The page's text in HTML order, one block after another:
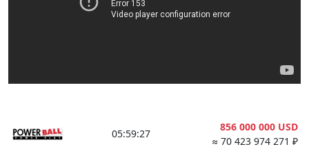
05:59:27
856 000 000 USD
≈ 70 423 974 271 ₽